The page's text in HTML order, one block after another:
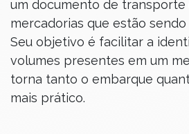
um documento de transporte
mercadorias que estão
Seu objetivo é facilitar a
volumes presentes em um
torna tanto o embarque
mais prático.